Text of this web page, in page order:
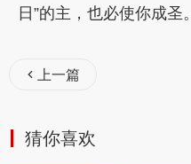
日”的主，也必使你成圣。
上一篇
猜你喜欢